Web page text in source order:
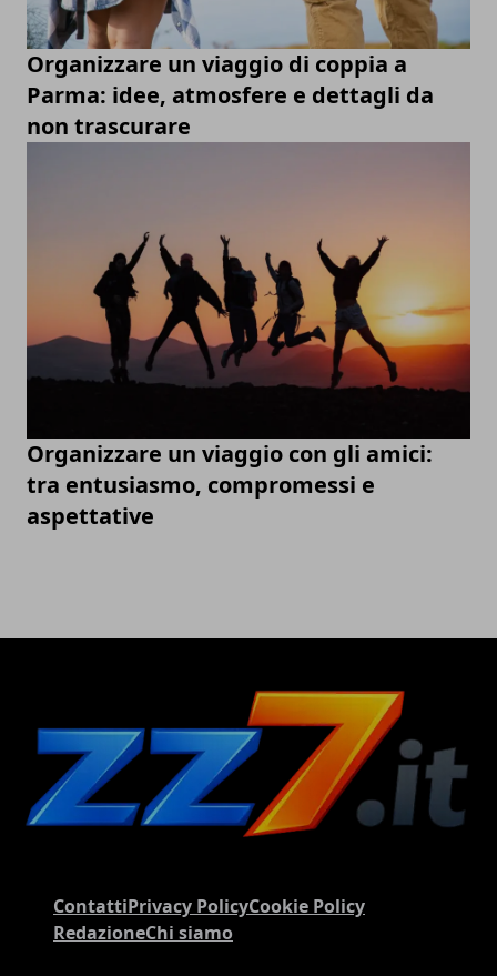
Organizzare un viaggio di coppia a
Parma: idee, atmosfere e dettagli da
non trascurare
Organizzare un viaggio con gli amici:
tra entusiasmo, compromessi e
aspettative
ContattiPrivacy PolicyCookie Policy
RedazioneChi siamo